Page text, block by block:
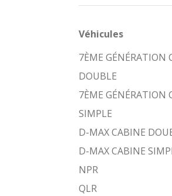
Véhicules
7ÈME GÉNÉRATION
DOUBLE
7ÈME GÉNÉRATION
SIMPLE
D-MAX CABINE
D-MAX CABINE
NPR
QLR